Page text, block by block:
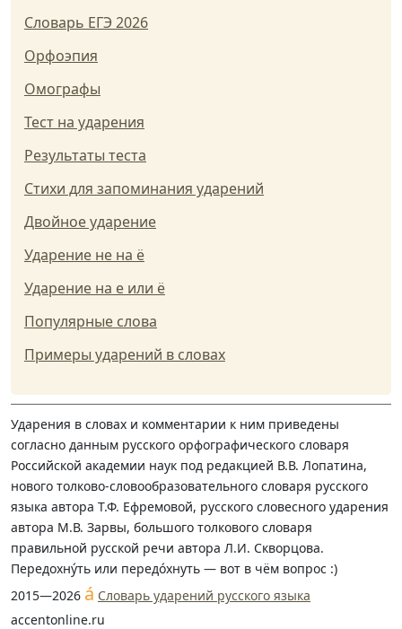
Словарь ЕГЭ 2026
Орфоэпия
Омографы
Тест на ударения
Результаты теста
Стихи для запоминания ударений
Двойное ударение
Ударение не на ё
Ударение на е или ё
Популярные слова
Примеры ударений в словах
Ударения в словах и комментарии к ним приведены
согласно данным русского орфографического словаря
Российской академии наук под редакцией В.В. Лопатина,
нового толково-словообразовательного словаря русского
языка автора Т.Ф. Ефремовой, русского словесного ударения
автора М.В. Зарвы, большого толкового словаря
правильной русской речи автора Л.И. Скворцова.
Передохну́ть или передо́хнуть — вот в чём вопрос :)
2015—2026 á Словарь ударений русского языка
accentonline.ru